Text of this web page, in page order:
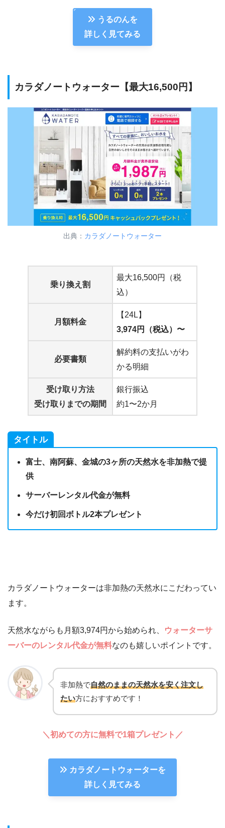
うるのんを
詳しく見てみる
カラダノートウォーター【最大16,500円】
出典： カラダノートウォーター
乗り換え割
最大16,500円（税
込）
月額料金
【24L】
3,974円（税込）〜
必要書類
解約料の支払いがわ
かる明細
受け取り方法
受け取りまでの期間
銀行振込
約1〜2か月
タイトル
富士、南阿蘇、金城の3ヶ所の天然水を非加熱で提
供
サーバーレンタル代金が無料
今だけ初回ボトル2本プレゼント
カラダノートウォーターは非加熱の天然水にこだわってい
ます。
天然水ながらも月額3,974円から始められ、
ウォーターサ
ーバーのレンタル代金が無料なのも嬉しいポイントです。
非加熱で自然のままの天然水を安く注文し
たい方におすすめです！
＼初めての方に無料で1箱プレゼント／
カラダノートウォーターを
詳しく見てみる